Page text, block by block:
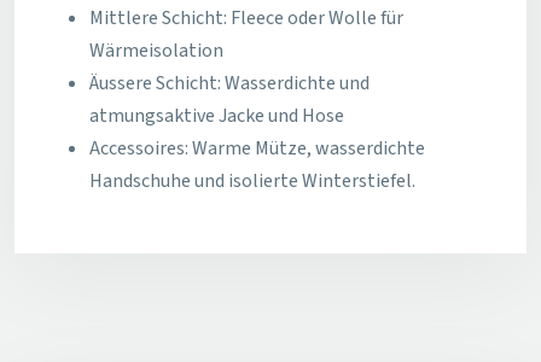
Mittlere Schicht: Fleece oder Wolle für
Wärmeisolation
Äussere Schicht: Wasserdichte und
atmungsaktive Jacke und Hose
Accessoires: Warme Mütze, wasserdichte
Handschuhe und isolierte Winterstiefel.